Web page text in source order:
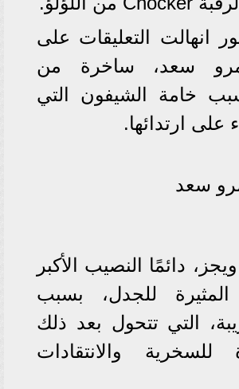
انهالت التعليقات على
سعد، ساخرة من
خامة الشيفون التي
على ارتدائها.
سعد
دائمًا النصيب الأكبر
المثيرة للجدل، بسبب
التي تتحول بعد ذلك
للسخرية والانتقادات